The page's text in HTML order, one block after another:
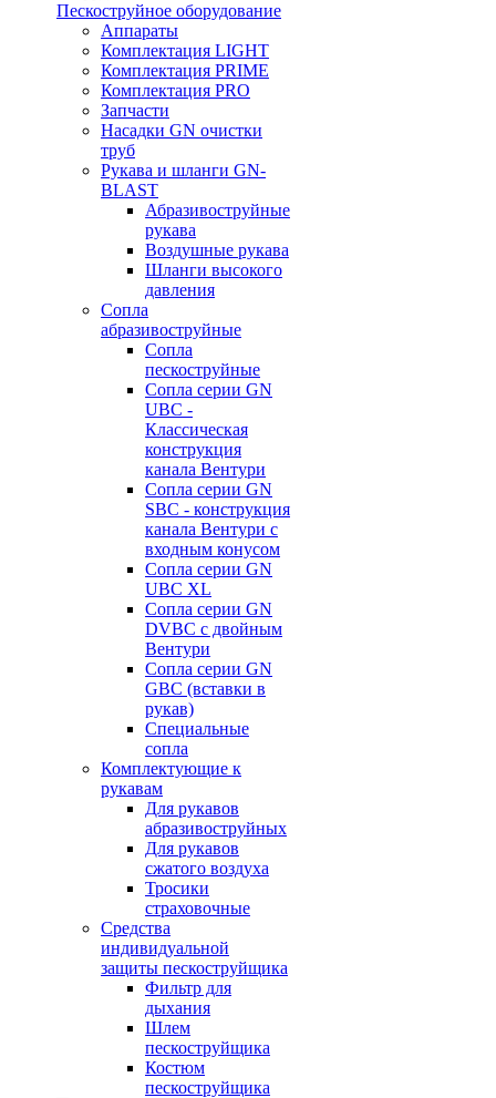
Пескоструйное оборудование
Аппараты
Комплектация LIGHT
Комплектация PRIME
Комплектация PRO
Запчасти
Насадки GN очистки
труб
Рукава и шланги GN-
BLAST
Абразивоструйные
рукава
Воздушные рукава
Шланги высокого
давления
Сопла
абразивоструйные
Сопла
пескоструйные
Сопла серии GN
UBC -
Классическая
конструкция
канала Вентури
Сопла серии GN
SBC - конструкция
канала Вентури c
входным конусом
Сопла серии GN
UBC XL
Сопла серии GN
DVBC с двойным
Вентури
Сопла серии GN
GBC (вставки в
рукав)
Специальные
сопла
Комплектующие к
рукавам
Для рукавов
абразивоструйных
Для рукавов
сжатого воздуха
Тросики
страховочные
Средства
индивидуальной
защиты пескоструйщика
Фильтр для
дыхания
Шлем
пескоструйщика
Костюм
пескоструйщика